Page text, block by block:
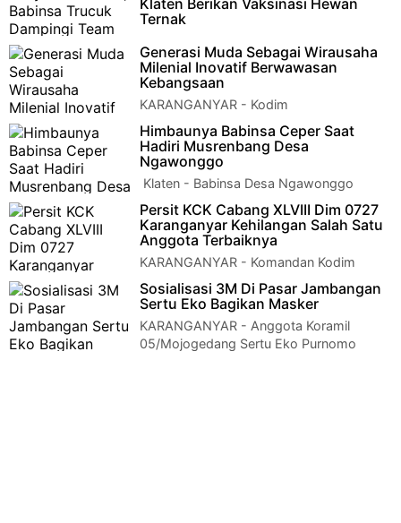
Klaten Berikan Vaksinasi Hewan
Ternak
memberantas adanya virus penyakit mulut dan kuku (PMK)
pada hewan ternak. Penyakit m…
Generasi Muda Sebagai Wirausaha
Milenial Inovatif Berwawasan
Kebangsaan
KARANGANYAR - Kodim
0727/Karanganyar menyelenggarakan
kegiatan komunikasi sosial dengan komponen masyarakat.
Adapun tema…
Himbaunya Babinsa Ceper Saat
Hadiri Musrenbang Desa
Ngawonggo
Klaten - Babinsa Desa Ngawonggo
Koramil 23/Ceper Koptu Sarwono
menghadiri Musyawarah Perencanaan Pembangunan Desa
(Musr…
Persit KCK Cabang XLVIII Dim 0727
Karanganyar Kehilangan Salah Satu
Anggota Terbaiknya
KARANGANYAR - Komandan Kodim
0727/Karanganyar Letkol Inf Andri Army
Yudha Ardhitama, S.I.P., beserta keluarga besar Kodi…
Sosialisasi 3M Di Pasar Jambangan
Sertu Eko Bagikan Masker
KARANGANYAR - Anggota Koramil
05/Mojogedang Sertu Eko Purnomo